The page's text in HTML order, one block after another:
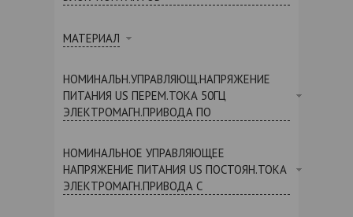
МАТЕРИАЛ
НОМИНАЛЬН.УПРАВЛЯЮЩ.НАПРЯЖЕНИЕ
ПИТАНИЯ US ПЕРЕМ.ТОКА 50ГЦ
ЭЛЕКТРОМАГН.ПРИВОДА ПО
НОМИНАЛЬНОЕ УПРАВЛЯЮЩЕЕ
НАПРЯЖЕНИЕ ПИТАНИЯ US ПОСТОЯН.ТОКА
ЭЛЕКТРОМАГН.ПРИВОДА С